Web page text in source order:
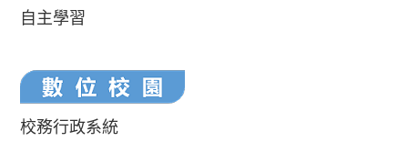
自主學習
校務行政系統